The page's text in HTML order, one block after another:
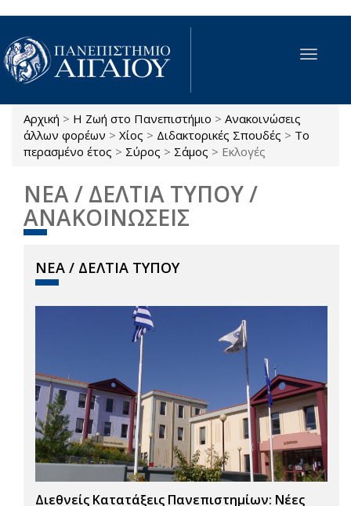
Παράκαμψη προς το κυρίως περιεχόμενο
Toggle
Είστε εδώ
Αρχική > Η Ζωή στο Πανεπιστήμιο > Ανακοινώσεις
άλλων φορέων > Χίος > Διδακτορικές Σπουδές > Το
περασμένο έτος > Σύρος > Σάμος > Εκλογές
ΝΕΑ / ΔΕΛΤΙΑ ΤΥΠΟΥ /
ΑΝΑΚΟΙΝΩΣΕΙΣ
ΝΕΑ / ΔΕΛΤΙΑ ΤΥΠΟΥ
Διεθνείς Κατατάξεις Πανεπιστημίων: Νέες